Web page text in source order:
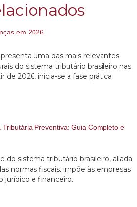
em 2026
uma das mais relevantes
do sistema tributário brasileiro nas
de 2026, inicia-se a fase prática
Preventiva: Guia Completo e
do sistema tributário brasileiro, aliada
normas fiscais, impõe às empresas
jurídico e financeiro.